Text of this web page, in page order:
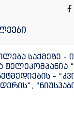
საქმეზე -
-